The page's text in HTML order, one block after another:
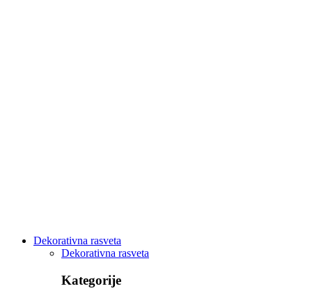
Dekorativna rasveta
Dekorativna rasveta
Kategorije